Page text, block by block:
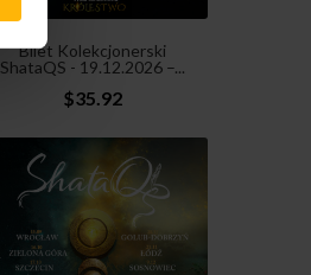
Bilet Kolekcjonerski
ShataQS - 19.12.2026 –...
$35.92